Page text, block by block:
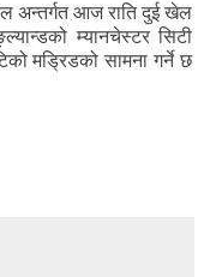
अन्तर्गत आज राति दुई खेल
म्यानचेस्टर सिटी
मड्रिडको सामना गर्ने छ